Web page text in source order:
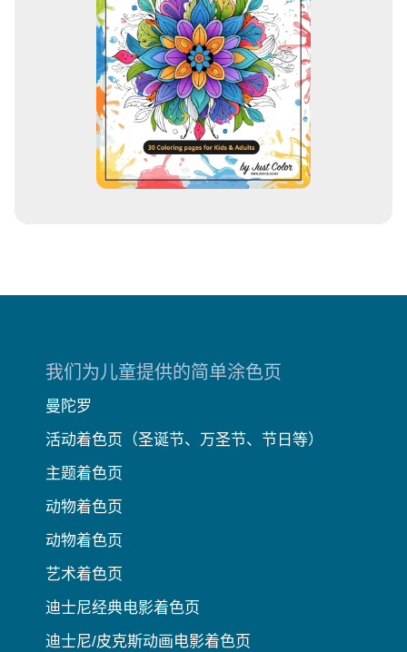
我们为儿童提供的简单涂色页
曼陀罗
活动着色页（圣诞节、万圣节、节日等）
主题着色页
动物着色页
动物着色页
艺术着色页
迪士尼经典电影着色页
迪士尼/皮克斯动画电影着色页